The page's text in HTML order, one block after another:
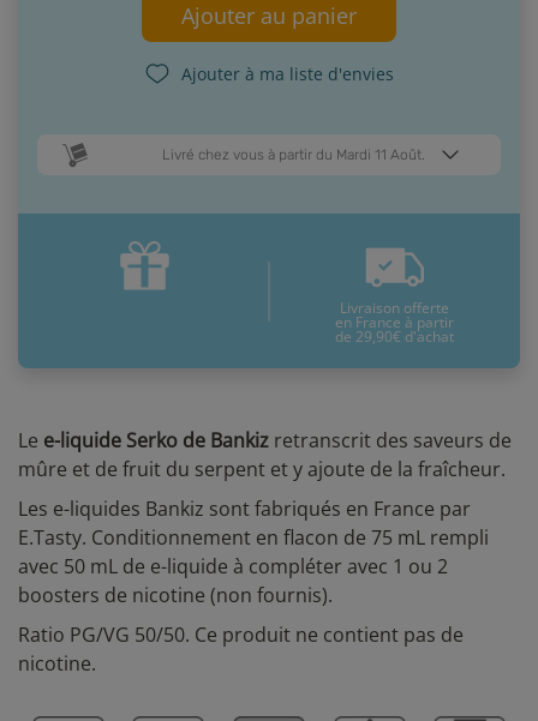
Le e-liquide Serko de Bankiz retranscrit des saveurs de
mûre et de fruit du serpent et y ajoute de la fraîcheur.
Les e-liquides Bankiz sont fabriqués en France par
E.Tasty. Conditionnement en flacon de 75 mL rempli
avec 50 mL de e-liquide à compléter avec 1 ou 2
boosters de nicotine (non fournis).
Ratio PG/VG 50/50. Ce produit ne contient pas de
nicotine.
Ajouter au panier
Ajouter à ma liste d'envies
Livré chez vous à partir du Mardi 11 Août.
Jeudi 13 Août Mardi 11 Août
* Pour une livraison en France métropolitaine+ d'infos
Livraison offerte
en France à partir
de 29,90€ d'achat